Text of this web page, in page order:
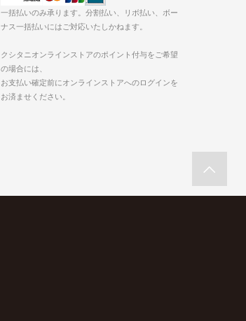
一括払いのみ承ります。分割払い、リボ払い、ボー
ナス一括払いにはご対応いたしかねます。
クシタニオンラインストアのポイント付与をご希望
の場合には、
お支払い確定前にオンラインストアへのログインを
お済ませください。